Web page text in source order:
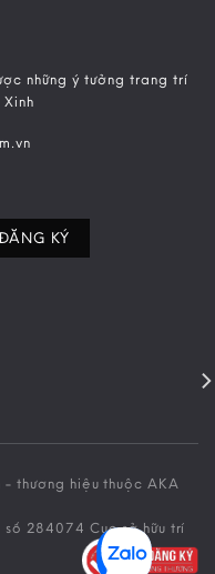
những ý tưởng trang trí
thương hiệu thuộc AKA
284074 Cục sở hữu trí